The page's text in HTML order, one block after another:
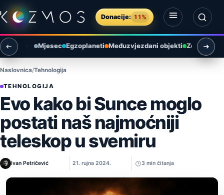
Preskoči na sadržaj
Donacije: 11%
Otvori izbornik
Otvori pretragu
Mjesec Egzoplaneti Međuzvjezdani objekti Zemlja i
Naslovnica Tehnologija
TEHNOLOGIJA
Evo kako bi Sunce moglo
postati naš najmoćniji
teleskop u svemiru
Ivan Petričević 21. rujna 2024. 3 min čitanja